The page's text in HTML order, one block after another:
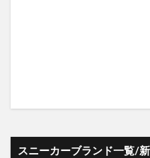
スニーカーブランド一覧/